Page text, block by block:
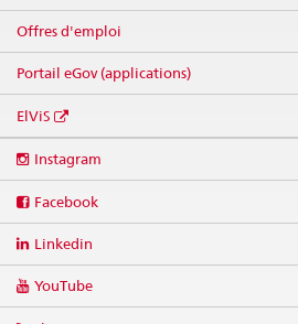
Offres d'emploi
Portail eGov (applications)
ElViS
media
Instagram
Facebook
Linkedin
YouTube